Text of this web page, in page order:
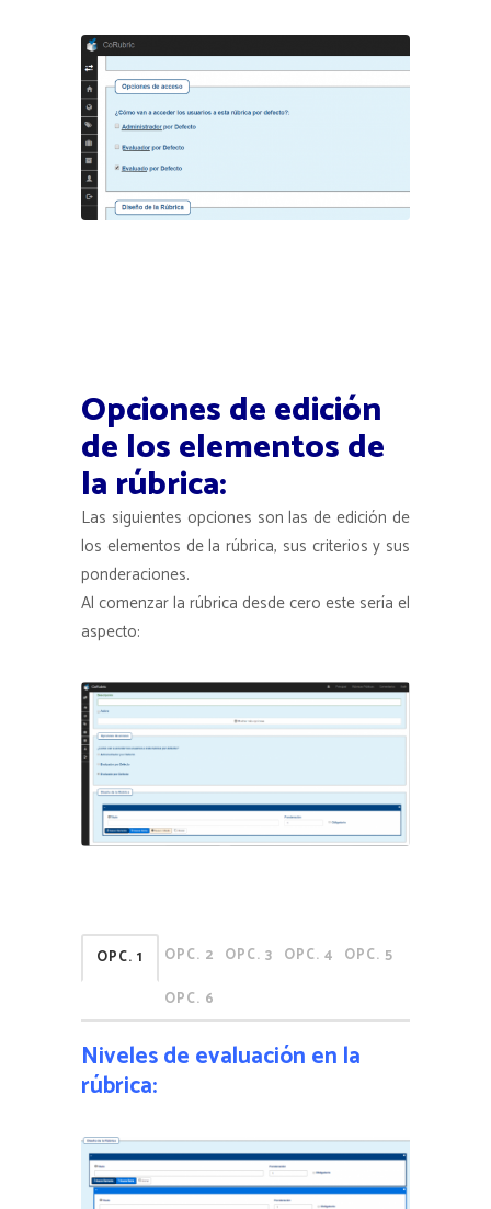
Opciones de edición
de los elementos de
la rúbrica:
Las siguientes opciones son las de edición de
los elementos de la rúbrica, sus criterios y sus
ponderaciones.
Al comenzar la rúbrica desde cero este sería el
aspecto:
OPC. 1 OPC. 2 OPC. 3 OPC. 4 OPC. 5
OPC. 6
Niveles de evaluación en la
rúbrica: